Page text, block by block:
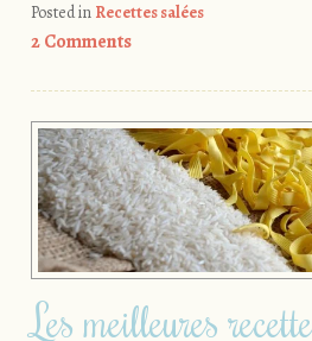
Posted in Recettes salées
2 Comments
Les meilleures